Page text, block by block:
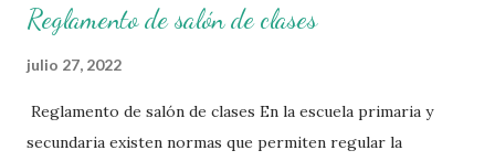
Reglamento de salón de clases
julio 27, 2022
Reglamento de salón de clases En la escuela primaria y
secundaria existen normas que permiten regular la